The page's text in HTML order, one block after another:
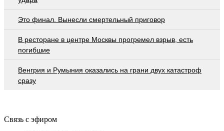
Это финал. Вынесли смертельный приговор
В ресторане в центре Москвы прогремел взрыв, есть
погибшие
Венгрия и Румыния оказались на грани двух катастроф
сразу
Связь с эфиром